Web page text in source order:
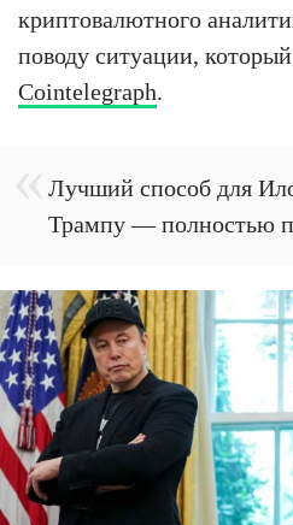
криптовалютного
поводу ситуации,
Cointelegraph.
Лучший способ для
Трампу — полностью